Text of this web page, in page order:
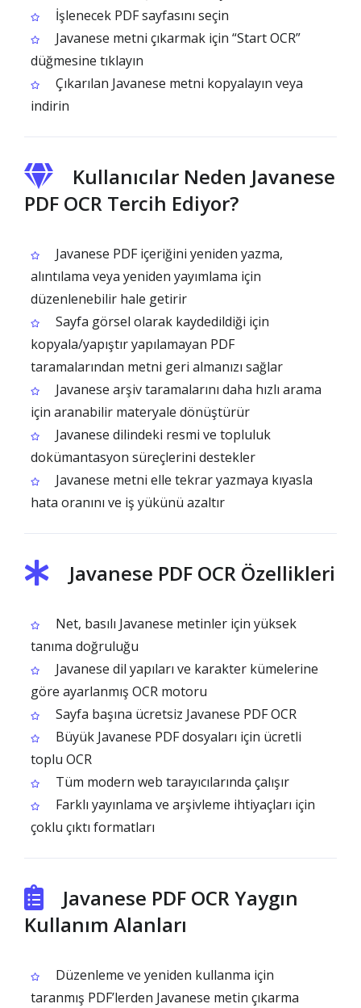
İşlenecek PDF sayfasını seçin
Javanese metni çıkarmak için “Start OCR”
düğmesine tıklayın
Çıkarılan Javanese metni kopyalayın veya
indirin
Kullanıcılar Neden Javanese
PDF OCR Tercih Ediyor?
Javanese PDF içeriğini yeniden yazma,
alıntılama veya yeniden yayımlama için
düzenlenebilir hale getirir
Sayfa görsel olarak kaydedildiği için
kopyala/yapıştır yapılamayan PDF
taramalarından metni geri almanızı sağlar
Javanese arşiv taramalarını daha hızlı arama
için aranabilir materyale dönüştürür
Javanese dilindeki resmi ve topluluk
dokümantasyon süreçlerini destekler
Javanese metni elle tekrar yazmaya kıyasla
hata oranını ve iş yükünü azaltır
Javanese PDF OCR Özellikleri
Net, basılı Javanese metinler için yüksek
tanıma doğruluğu
Javanese dil yapıları ve karakter kümelerine
göre ayarlanmış OCR motoru
Sayfa başına ücretsiz Javanese PDF OCR
Büyük Javanese PDF dosyaları için ücretli
toplu OCR
Tüm modern web tarayıcılarında çalışır
Farklı yayınlama ve arşivleme ihtiyaçları için
çoklu çıktı formatları
Javanese PDF OCR Yaygın
Kullanım Alanları
Düzenleme ve yeniden kullanma için
taranmış PDF’lerden Javanese metin çıkarma